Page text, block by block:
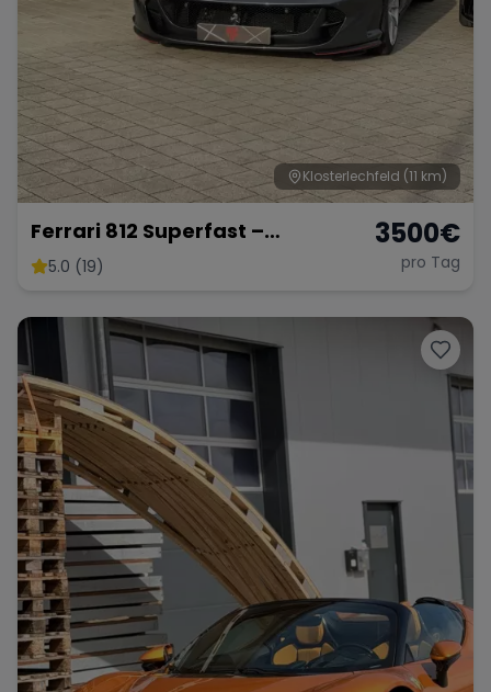
Klosterlechfeld (11 km)
Ferrari 812 Superfast –
Ultimativer V12-Supersportler
5.0 (19)
3500€
pro Tag